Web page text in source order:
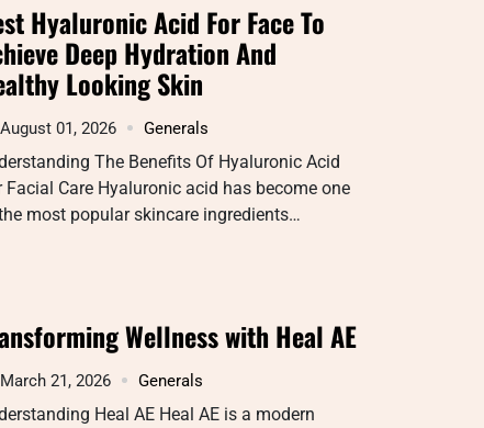
Hyaluronic Acid For Face To
Deep Hydration And
Looking Skin
August 01, 2026 Generals
The Benefits Of Hyaluronic Acid
Facial Care Hyaluronic acid has become one
most popular skincare ingredients…
Wellness with Heal AE
March 21, 2026 Generals
Heal AE Heal AE is a modern